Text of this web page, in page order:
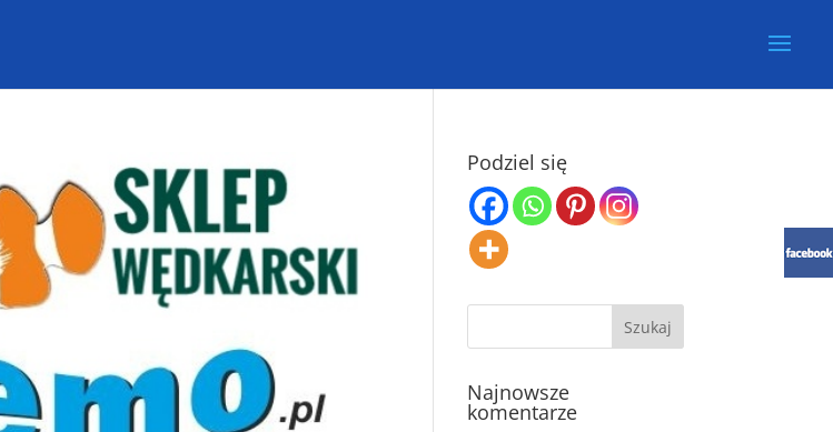
Podziel się
Najnowsze
komentarze